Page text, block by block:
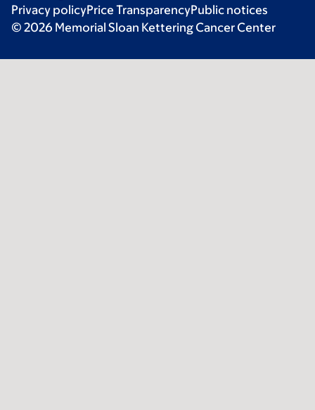
Privacy policyPrice TransparencyPublic notices
© 2026 Memorial Sloan Kettering Cancer Center